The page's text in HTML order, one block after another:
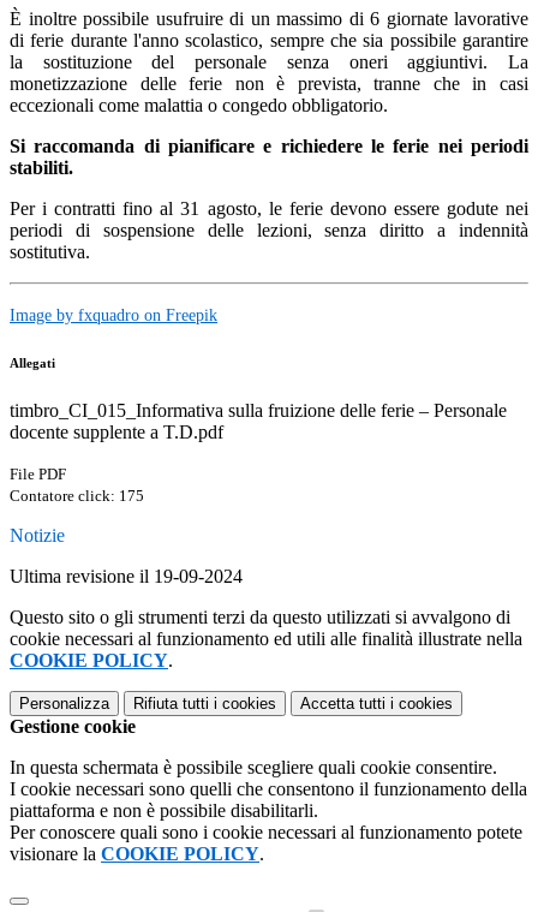
È inoltre possibile usufruire di un massimo di 6 giornate lavorative
di ferie durante l'anno scolastico, sempre che sia possibile garantire
la sostituzione del personale senza oneri aggiuntivi. La
monetizzazione delle ferie non è prevista, tranne che in casi
eccezionali come malattia o congedo obbligatorio.
Si raccomanda di pianificare e richiedere le ferie nei periodi
stabiliti.
Per i contratti fino al 31 agosto, le ferie devono essere godute nei
periodi di sospensione delle lezioni, senza diritto a indennità
sostitutiva.
Image by fxquadro on Freepik
Allegati
timbro_CI_015_Informativa sulla fruizione delle ferie – Personale
docente supplente a T.D.pdf
File PDF
Contatore click: 175
Notizie
Ultima revisione il 19-09-2024
Questo sito o gli strumenti terzi da questo utilizzati si avvalgono di
cookie necessari al funzionamento ed utili alle finalità illustrate nella
COOKIE POLICY.
Personalizza Rifiuta tutti i cookies Accetta tutti i cookies
Gestione cookie
In questa schermata è possibile scegliere quali cookie consentire.
I cookie necessari sono quelli che consentono il funzionamento della
piattaforma e non è possibile disabilitarli.
Per conoscere quali sono i cookie necessari al funzionamento potete
visionare la COOKIE POLICY.